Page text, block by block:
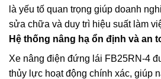
là yếu tố quan trọng giúp doanh
sửa chữa và duy trì hiệu suất làm
Hệ thống nâng hạ ổn định và an
Xe nâng điện đứng lái FB25RN-4
thủy lực hoạt động chính xác, giúp